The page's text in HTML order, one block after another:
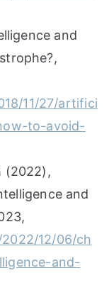
and
11/27/artifici
to-avoid-
(2022),
and
12/06/ch
and-